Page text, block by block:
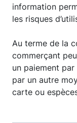
information
les risques
Au terme de la
commerçant
un paiement
par un autre
carte ou